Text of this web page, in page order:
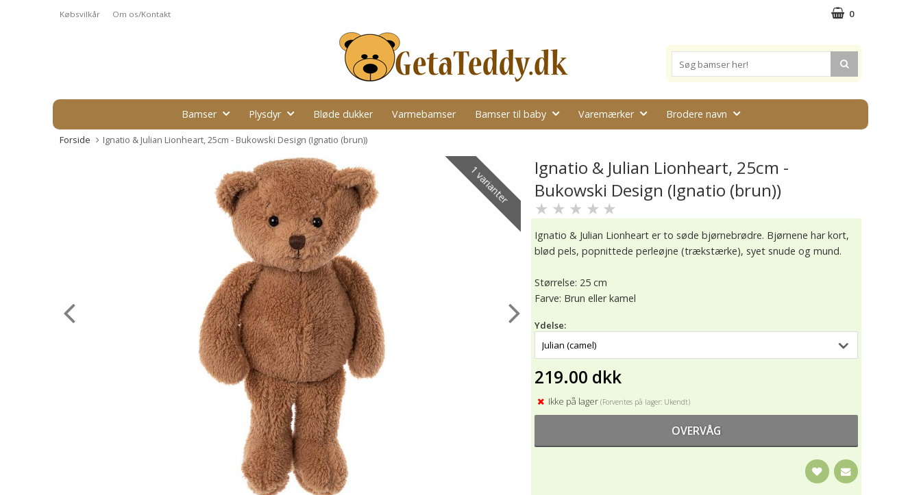
Købsvilkår Om os/Kontakt 0
Bamser Plysdyr Bløde dukker Varmebamser Bamser til baby Varemærker Brodere navn
Forside Ignatio & Julian Lionheart, 25cm - Bukowski Design (Ignatio (brun))
1 varianter
Ignatio & Julian Lionheart, 25cm -
Bukowski Design (Ignatio (brun))
★ ★ ★ ★ ★
Ignatio & Julian Lionheart er to søde bjørnebrødre. Bjørnene har kort,
blød pels, popnittede perleøjne (trækstærke), syet snude og mund.
Størrelse: 25 cm
Farve: Brun eller kamel
Ydelse:
219.00 dkk
Ikke på lager (Forventes på lager: Ukendt)
OVERVÅG